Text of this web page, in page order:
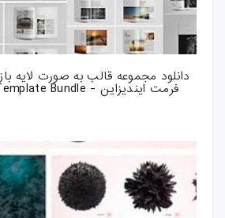
دانلود مجموعه قالب به صورت لایه
فرمت ایندیزاین - CM Magazine Template Bundle